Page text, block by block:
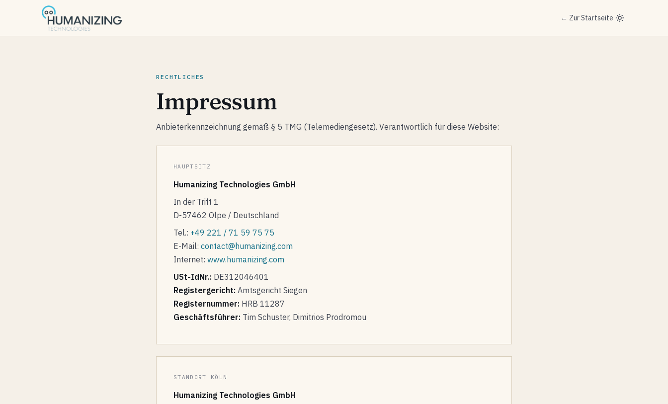
← Zur Startseite
RECHTLICHES
Impressum
Anbieterkennzeichnung gemäß § 5 TMG (Telemediengesetz). Verantwortlich für diese Website:
HAUPTSITZ
Humanizing Technologies GmbH
In der Trift 1
D-57462 Olpe / Deutschland
Tel.: +49 221 / 71 59 75 75
E-Mail: contact@humanizing.com
Internet: www.humanizing.com
USt-IdNr.: DE312046401
Registergericht: Amtsgericht Siegen
Registernummer: HRB 11287
Geschäftsführer: Tim Schuster, Dimitrios Prodromou
STANDORT KÖLN
Humanizing Technologies GmbH